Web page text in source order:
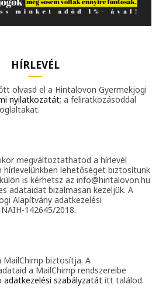
HÍRLEVÉL
olvasd el a Hintalovon Gyermekjogi
nyilatkozatát; a feliratkozásoddal
megváltoztathatod a hírlevél
hírlevelünkben lehetőséget biztosítunk
is kérhetsz az info@hintalovon.hu
adataidat bizalmasan kezeljük. A
Alapítvány adatkezelési
142645/2018.
MailChimp biztosítja. A
a MailChimp rendszereibe
adatkezelési szabályzatát itt találod.